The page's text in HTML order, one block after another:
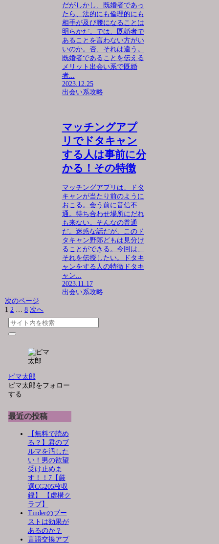
だがしかし、既婚者であっ
たら、法的にも倫理的にも
相手が及び腰になることは
明らかだ。では、既婚者で
あることを言わない方がい
いのか。否、それは違う。
既婚者であることを伝える
メリット出会い系で既婚
者...
2023.12.25
出会い系攻略
マッチングアプ
リでドタキャン
する人は事前に分
かる！その特徴
マッチングアプリは、ドタ
キャンが当たり前のように
おこる。会う前に音信不
通。待ち合わせ場所にだれ
も来ない。そんなの普通
だ。迷惑な話だが、このド
タキャン野郎どもは見分け
ることができる。今回は、
それを伝授したい。ドタキ
ャンをする人の特徴ドタキ
ャン...
2023.11.17
出会い系攻略
次のページ
1 2 … 8 次へ
ピマ太郎
ピマ太郎をフォロー
する
最近の投稿
【無料で読め
る？】君のブ
ルマを汚した
い！男の欲望
受け止めま
す！！7【厳
選CG205枚収
録】 【虚構ク
ラブ】
Tinderのブー
ストは効果が
あるのか？
言語交換アプ